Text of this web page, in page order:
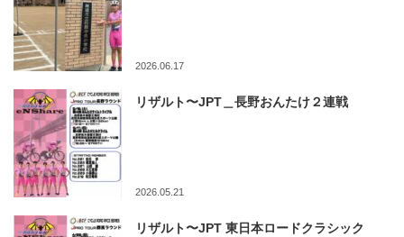
2026.06.17
リザルト〜JPT＿長野おんたけ２連戦
2026.05.21
リザルト〜JPT 東日本ロードクラシック